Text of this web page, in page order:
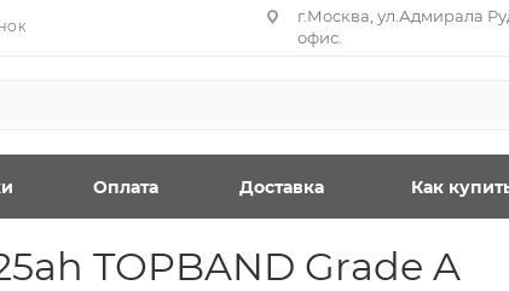
г.Москва, ул.Адмирала
офис.
Оплата Доставка Как
TOPBAND Grade A